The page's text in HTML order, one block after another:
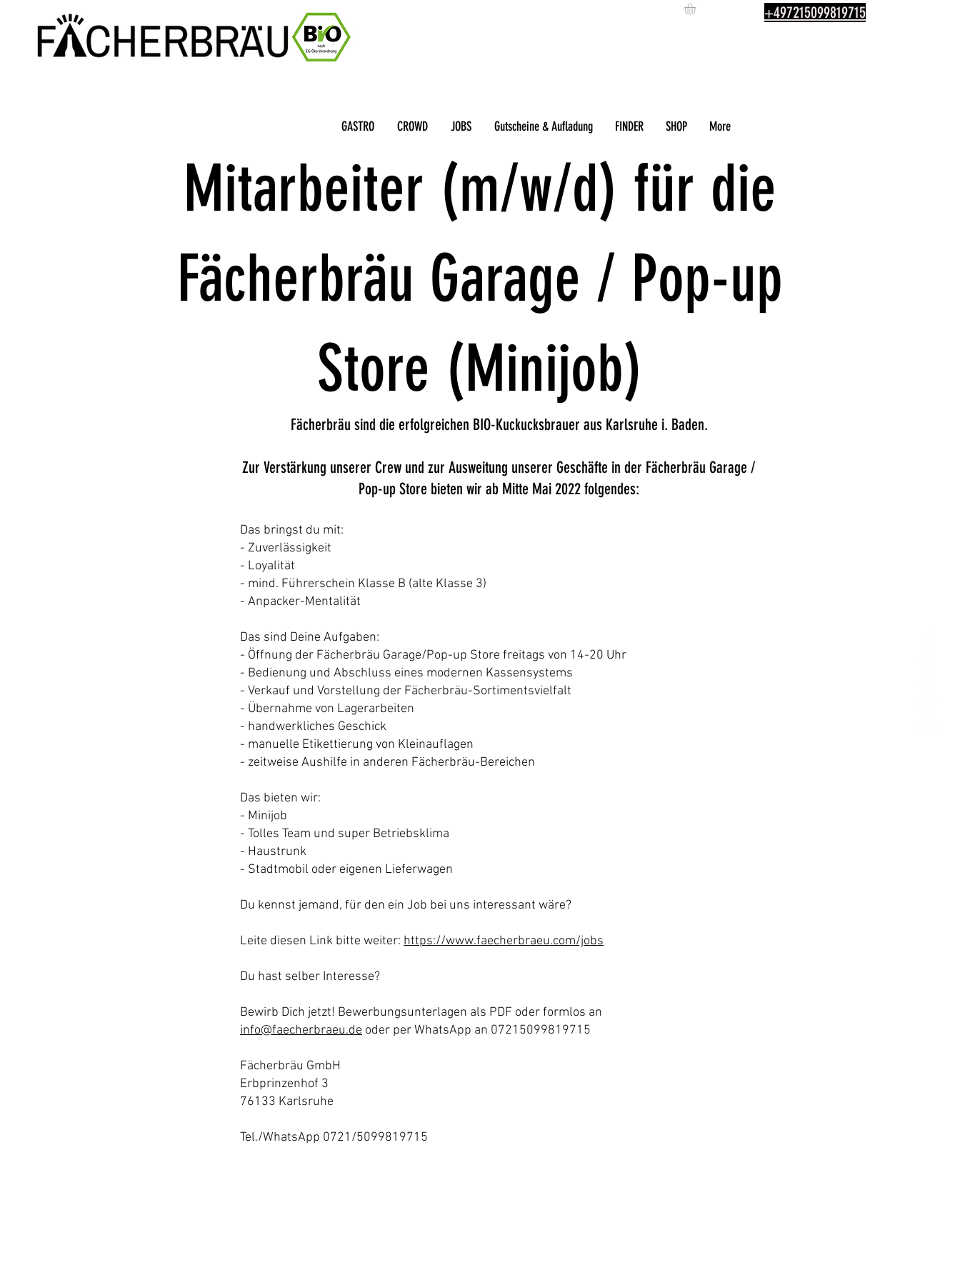
+497215099819715
GASTRO CROWD JOBS Gutscheine & Aufladung FINDER SHOP More
Mitarbeiter (m/w/d) für die
Fächerbräu Garage / Pop-up
Store (Minijob)
Fächerbräu sind die erfolgreichen BIO-Kuckucksbrauer aus Karlsruhe i. Baden.
Zur Verstärkung unserer Crew und zur Ausweitung unserer Geschäfte in der Fächerbräu Garage /
Pop-up Store bieten wir ab Mitte Mai 2022 folgendes:
Das bringst du mit:
- Zuverlässigkeit
- Loyalität
- mind. Führerschein Klasse B (alte Klasse 3)
- Anpacker-Mentalität
Das sind Deine Aufgaben:
- Öffnung der Fächerbräu Garage/Pop-up Store freitags von 14-20 Uhr
- Bedienung und Abschluss eines modernen Kassensystems
- Verkauf und Vorstellung der Fächerbräu-Sortimentsvielfalt
- Übernahme von Lagerarbeiten
- handwerkliches Geschick
- manuelle Etikettierung von Kleinauflagen
- zeitweise Aushilfe in anderen Fächerbräu-Bereichen
Das bieten wir:
- Minijob
- Tolles Team und super Betriebsklima
- Haustrunk
- Stadtmobil oder eigenen Lieferwagen
Du kennst jemand, für den ein Job bei uns interessant wäre?
Leite diesen Link bitte weiter: https://www.faecherbraeu.com/jobs
Du hast selber Interesse?
Bewirb Dich jetzt! Bewerbungsunterlagen als PDF oder formlos an
info@faecherbraeu.de oder per WhatsApp an 07215099819715
Fächerbräu GmbH
Erbprinzenhof 3
76133 Karlsruhe
Tel./WhatsApp 0721/5099819715